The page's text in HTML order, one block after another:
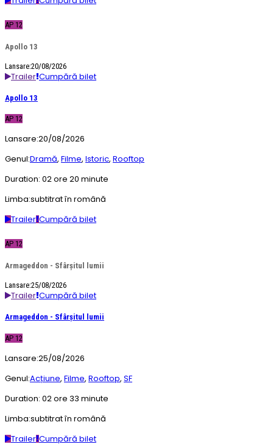
AP 12
Apollo 13
Lansare:20/08/2026
Trailer Cumpără bilet
Apollo 13
AP 12
Lansare:20/08/2026
Genul:Dramă, Filme, Istoric, Rooftop
Duration: 02 ore 20 minute
Limba:subtitrat în română
Trailer Cumpără bilet
AP 12
Armageddon - Sfârșitul lumii
Lansare:25/08/2026
Trailer Cumpără bilet
Armageddon - Sfârșitul lumii
AP 12
Lansare:25/08/2026
Genul:Acțiune, Filme, Rooftop, SF
Duration: 02 ore 33 minute
Limba:subtitrat în română
Trailer Cumpără bilet